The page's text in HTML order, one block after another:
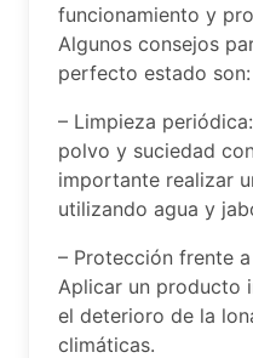
funcionamiento y
Algunos consejos
perfecto estado son:
– Limpieza
polvo y suciedad
importante realizar
utilizando agua y
– Protección frente
Aplicar un producto
el deterioro de la
climáticas.